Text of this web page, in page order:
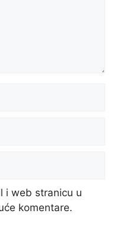
i web stranicu u
komentare.